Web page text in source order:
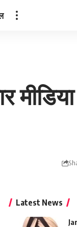
Latest News